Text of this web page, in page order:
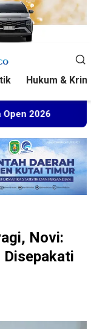
Hukum &
Kuasa Hukum
Novi:
Disepakati